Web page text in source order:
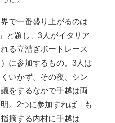
で一番盛り上がるのは
と題し、3人がイタリア
る立漕ぎボートレース
に参加するもの。3人は
いかず。その夜、シン
をするなかで手越は両
。2つに参加すれば「も
摘する内村に手越は